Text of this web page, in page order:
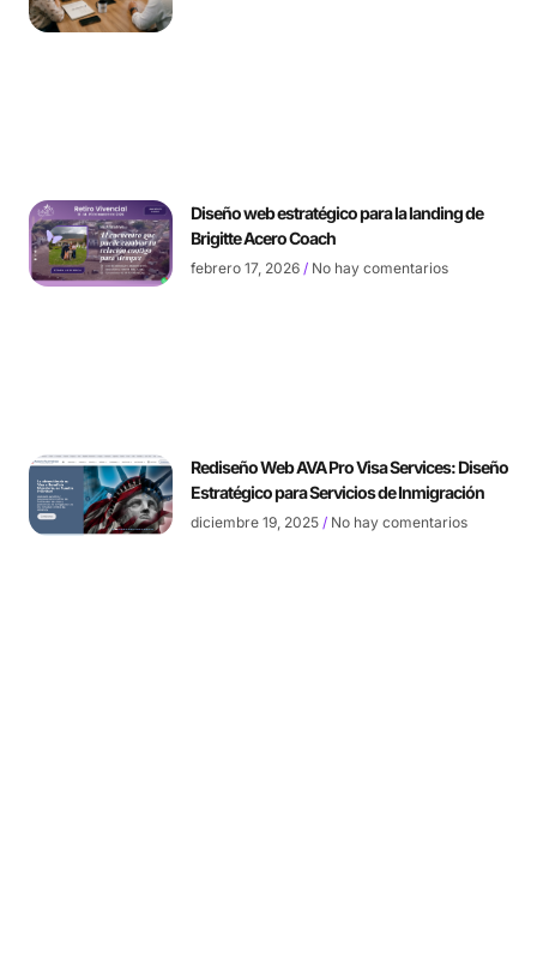
Diseño web estratégico para la landing de
Brigitte Acero Coach
febrero 17, 2026 No hay comentarios
Rediseño Web AVA Pro Visa Services: Diseño
Estratégico para Servicios de Inmigración
diciembre 19, 2025 No hay comentarios